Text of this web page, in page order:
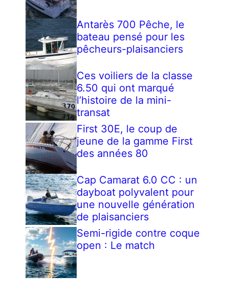
Antarès 700 Pêche, le
bateau pensé pour les
pêcheurs-plaisanciers
Ces voiliers de la classe
6.50 qui ont marqué
l’histoire de la mini-
transat
First 30E, le coup de
jeune de la gamme First
des années 80
Cap Camarat 6.0 CC : un
dayboat polyvalent pour
une nouvelle génération
de plaisanciers
Semi-rigide contre coque
open : Le match